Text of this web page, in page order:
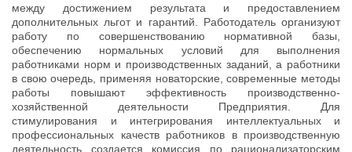
между достижением результата и предоставлением
дополнительных льгот и гарантий. Работодатель организуют
работу по совершенствованию нормативной базы,
обеспечению нормальных условий для выполнения
работниками норм и производственных заданий, а работники
в свою очередь, применяя новаторские, современные методы
работы повышают эффективность производственно-
хозяйственной деятельности Предприятия. Для
стимулирования и интегрирования интеллектуальных и
профессиональных качеств работников в производственную
деятельность создается комиссия по рационализаторским